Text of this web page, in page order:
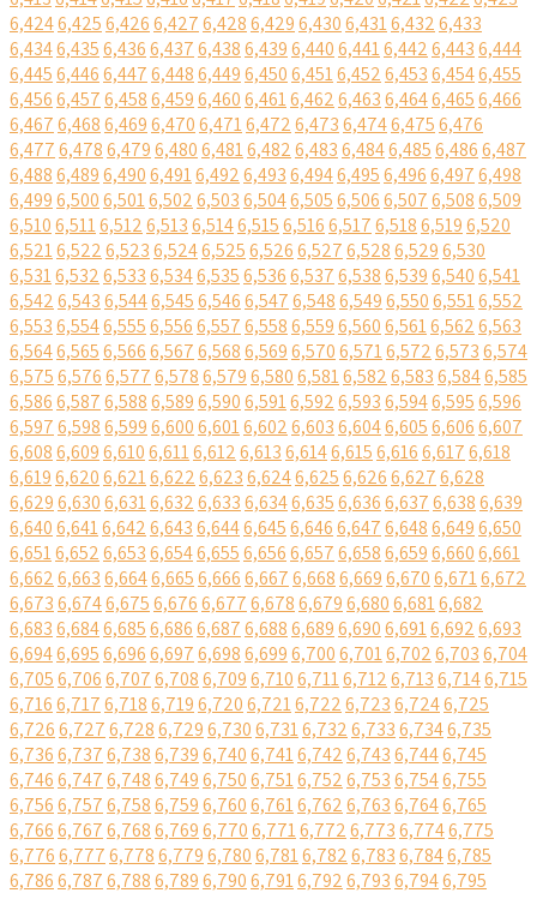
6,4246,4256,4266,4276,4286,4296,4306,4316,4326,433
6,4346,4356,4366,4376,4386,4396,4406,4416,4426,4436,444
6,4456,4466,4476,4486,4496,4506,4516,4526,4536,4546,455
6,4566,4576,4586,4596,4606,4616,4626,4636,4646,4656,466
6,4676,4686,4696,4706,4716,4726,4736,4746,4756,476
6,4776,4786,4796,4806,4816,4826,4836,4846,4856,4866,487
6,4886,4896,4906,4916,4926,4936,4946,4956,4966,4976,498
6,4996,5006,5016,5026,5036,5046,5056,5066,5076,5086,509
6,5106,5116,5126,5136,5146,5156,5166,5176,5186,5196,520
6,5216,5226,5236,5246,5256,5266,5276,5286,5296,530
6,5316,5326,5336,5346,5356,5366,5376,5386,5396,5406,541
6,5426,5436,5446,5456,5466,5476,5486,5496,5506,5516,552
6,5536,5546,5556,5566,5576,5586,5596,5606,5616,5626,563
6,5646,5656,5666,5676,5686,5696,5706,5716,5726,5736,574
6,5756,5766,5776,5786,5796,5806,5816,5826,5836,5846,585
6,5866,5876,5886,5896,5906,5916,5926,5936,5946,5956,596
6,5976,5986,5996,6006,6016,6026,6036,6046,6056,6066,607
6,6086,6096,6106,6116,6126,6136,6146,6156,6166,6176,618
6,6196,6206,6216,6226,6236,6246,6256,6266,6276,628
6,6296,6306,6316,6326,6336,6346,6356,6366,6376,6386,639
6,6406,6416,6426,6436,6446,6456,6466,6476,6486,6496,650
6,6516,6526,6536,6546,6556,6566,6576,6586,6596,6606,661
6,6626,6636,6646,6656,6666,6676,6686,6696,6706,6716,672
6,6736,6746,6756,6766,6776,6786,6796,6806,6816,682
6,6836,6846,6856,6866,6876,6886,6896,6906,6916,6926,693
6,6946,6956,6966,6976,6986,6996,7006,7016,7026,7036,704
6,7056,7066,7076,7086,7096,7106,7116,7126,7136,7146,715
6,7166,7176,7186,7196,7206,7216,7226,7236,7246,725
6,7266,7276,7286,7296,7306,7316,7326,7336,7346,735
6,7366,7376,7386,7396,7406,7416,7426,7436,7446,745
6,7466,7476,7486,7496,7506,7516,7526,7536,7546,755
6,7566,7576,7586,7596,7606,7616,7626,7636,7646,765
6,7666,7676,7686,7696,7706,7716,7726,7736,7746,775
6,7766,7776,7786,7796,7806,7816,7826,7836,7846,785
6,7866,7876,7886,7896,7906,7916,7926,7936,7946,795